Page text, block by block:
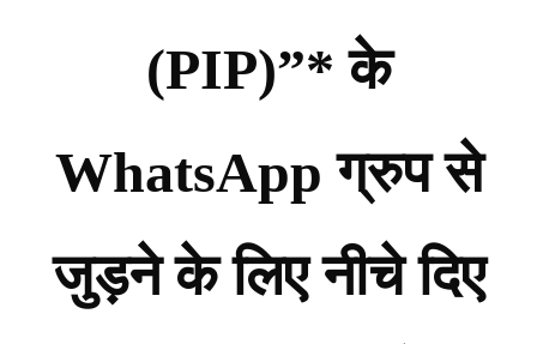
(PIP)”* के
WhatsApp ग्रुप से
जुड़ने के लिए नीचे दिए